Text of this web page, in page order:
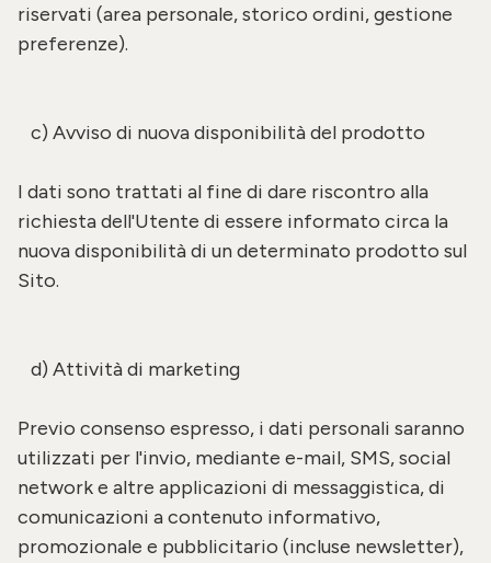
riservati (area personale, storico ordini, gestione
preferenze).
c) Avviso di nuova disponibilità del prodotto
I dati sono trattati al fine di dare riscontro alla
richiesta dell'Utente di essere informato circa la
nuova disponibilità di un determinato prodotto sul
Sito.
d) Attività di marketing
Previo consenso espresso, i dati personali saranno
utilizzati per l'invio, mediante e-mail, SMS, social
network e altre applicazioni di messaggistica, di
comunicazioni a contenuto informativo,
promozionale e pubblicitario (incluse newsletter),